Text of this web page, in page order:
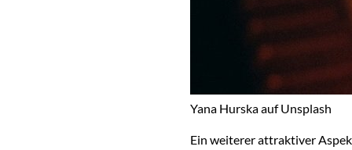
Yana Hurska auf Unsplash
Ein weiterer attraktiver